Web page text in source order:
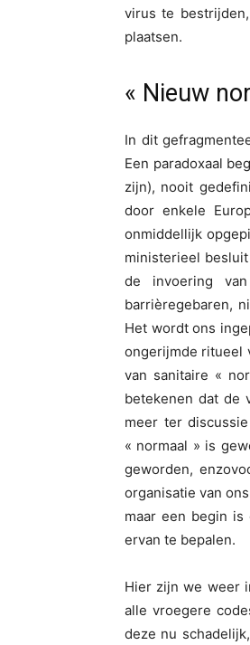
virus te
plaatsen.
« Nieuw
In dit
Een paradoxaal
zijn), nooit
door enkele
onmiddellijk
ministerieel
de invoering
barrièregebaren,
Het wordt ons
ongerijmde ritueel
van sanitaire «
betekenen dat de
meer ter
« normaal » is
geworden,
organisatie van
maar een begin
ervan te bepalen.
Hier zijn we weer
alle vroegere
deze nu